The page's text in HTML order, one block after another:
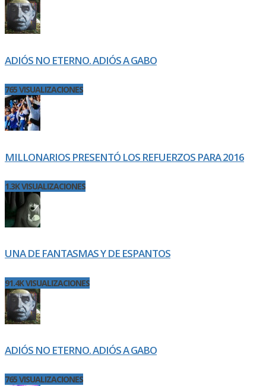
ADIÓS NO ETERNO. ADIÓS A GABO
765 VISUALIZACIONES
MILLONARIOS PRESENTÓ LOS REFUERZOS PARA 2016
1.3K VISUALIZACIONES
UNA DE FANTASMAS Y DE ESPANTOS
91.4K VISUALIZACIONES
ADIÓS NO ETERNO. ADIÓS A GABO
765 VISUALIZACIONES